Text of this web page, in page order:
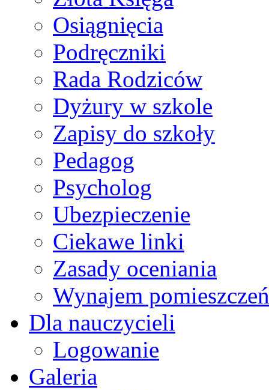
Osiągnięcia
Podręczniki
Rada Rodziców
Dyżury w szkole
Zapisy do szkoły
Pedagog
Psycholog
Ubezpieczenie
Ciekawe linki
Zasady oceniania
Wynajem pomieszczeń
Dla nauczycieli
Logowanie
Galeria